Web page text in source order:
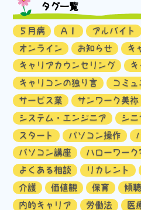
タグ一覧
５月病 ＡＩ アルバイト
オンライン
お知らせ
キ
キャリアカウンセリング
キ
キャリコンの独り言
コミュ
サービス業
サンワーク美祢
システム・エンジニア
シニ
スタート
パソコン操作
パソコン講座
ハローワーク
よくある相談
リカレント
介護
価値観 保育 傾聴
内的キャリア
労働法 医